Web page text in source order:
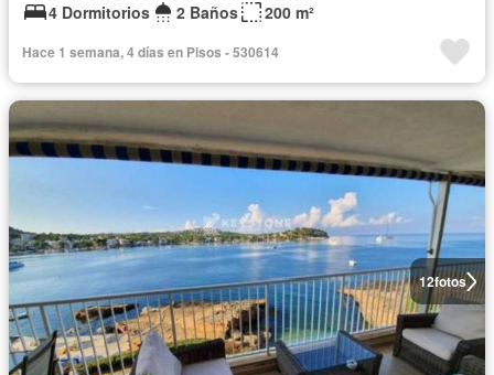
4 Dormitorios
2 Baños 200 m²
Hace 1 semana, 4 días en Pisos - 530614
12fotos